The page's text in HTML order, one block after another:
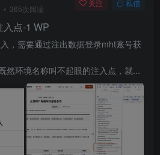
365次阅读
关注 私信
点-1 WP
，需要通过注出数据登录mht账号获
然环境名称叫不起眼的注入点，就...